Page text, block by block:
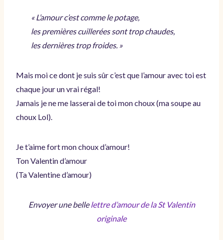
« L’amour c’est comme le potage,
les premières cuillerées sont trop chaudes,
les dernières trop froides. »
Mais moi ce dont je suis sûr c’est que l’amour avec toi est
chaque jour un vrai régal!
Jamais je ne me lasserai de toi mon choux (ma soupe au
choux Lol).
Je t’aime fort mon choux d’amour!
Ton Valentin d’amour
(Ta Valentine d’amour)
Envoyer une belle lettre d’amour de la St Valentin
originale